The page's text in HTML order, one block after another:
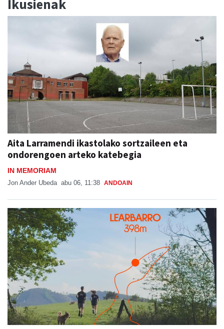
Ikusienak
Aita Larramendi ikastolako sortzaileen eta
ondorengoen arteko katebegia
IN MEMORIAM
Jon Ander Ubeda abu 06, 11:38 ANDOAIN